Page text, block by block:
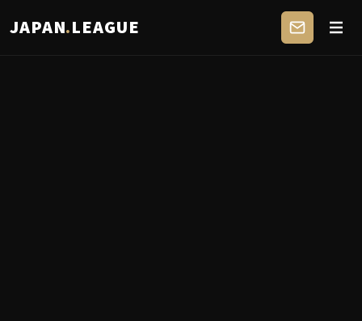
JAPAN.LEAGUE